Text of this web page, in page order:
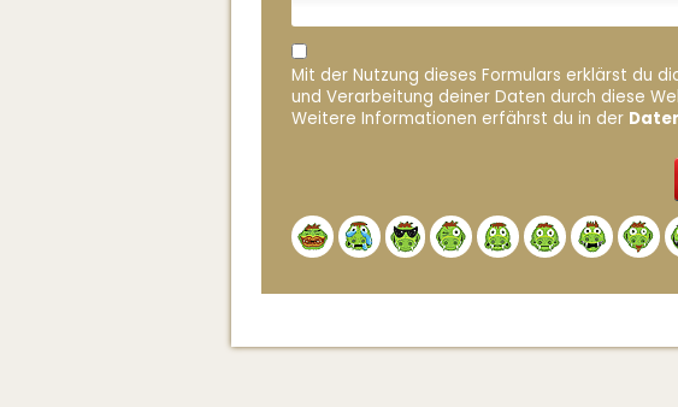
Mit der Nutzung dieses Formulars erklärst du
und Verarbeitung deiner Daten durch diese
Weitere Informationen erfährst du in der